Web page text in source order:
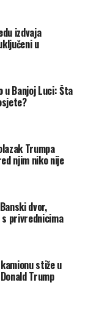
institucija iz
u plan
bi se put od
kilometara.
koje se
trenutku
i
ovoj
omogućena
istakao je
godina,
izdvaja
u
u Banjoj Luci: Šta
Trumpa
njim niko nije
dvor,
privrednicima
stiže u
Trump